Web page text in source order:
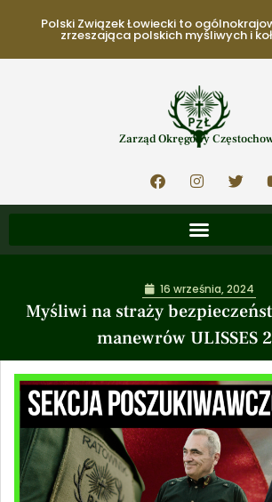
Polski Związek Łowiecki to
zrzeszająca polskich myśliwych i
Zarząd Okręgowy
Myśliwi na straży
manewrów ULISSES
16 września, 2024